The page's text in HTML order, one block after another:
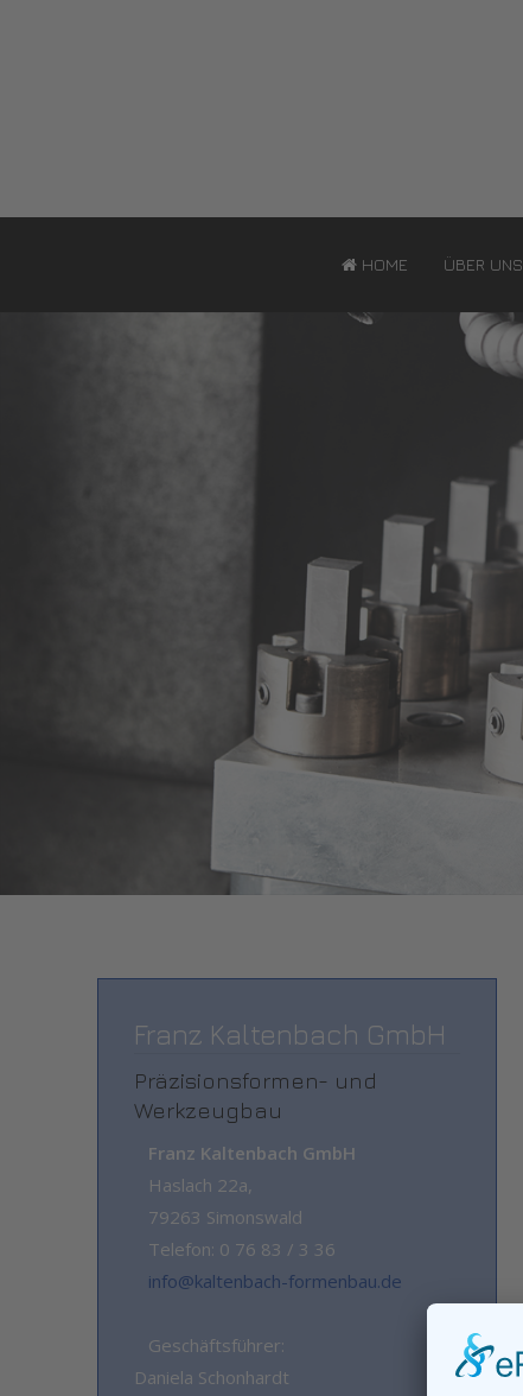
HOME ÜBER UNS
Franz Kaltenbach GmbH
Präzisionsformen- und
Werkzeugbau
Franz Kaltenbach GmbH
Haslach 22a,
79263 Simonswald
Telefon: 0 76 83 / 3 36
info@kaltenbach-formenbau.de
Geschäftsführer:
Daniela Schonhardt